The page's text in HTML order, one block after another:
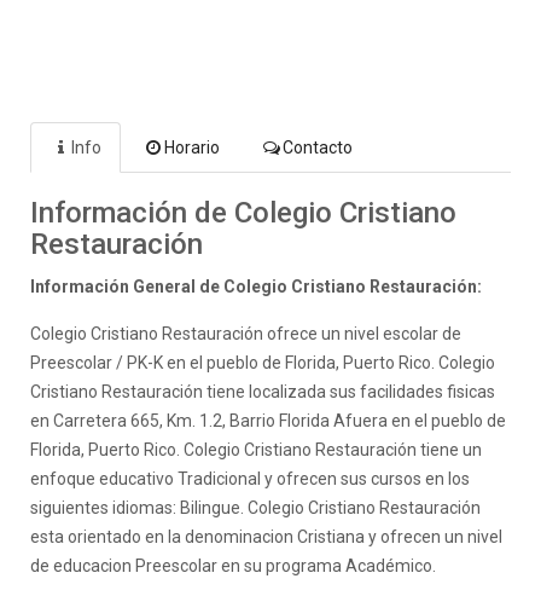
Info Horario Contacto
Información de Colegio Cristiano
Restauración
Información General de Colegio Cristiano Restauración:
Colegio Cristiano Restauración ofrece un nivel escolar de
Preescolar / PK-K en el pueblo de Florida, Puerto Rico. Colegio
Cristiano Restauración tiene localizada sus facilidades fisicas
en Carretera 665, Km. 1.2, Barrio Florida Afuera en el pueblo de
Florida, Puerto Rico. Colegio Cristiano Restauración tiene un
enfoque educativo Tradicional y ofrecen sus cursos en los
siguientes idiomas: Bilingue. Colegio Cristiano Restauración
esta orientado en la denominacion Cristiana y ofrecen un nivel
de educacion Preescolar en su programa Académico.